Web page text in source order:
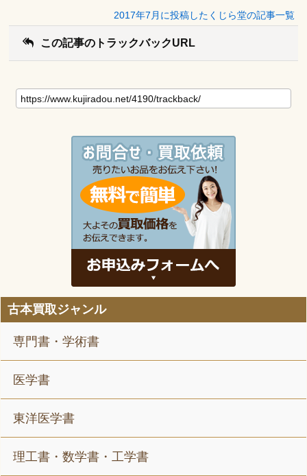
2017年7月に投稿したくじら堂の記事一覧
この記事のトラックバックURL
古本買取ジャンル
専門書・学術書
医学書
東洋医学書
理工書・数学書・工学書